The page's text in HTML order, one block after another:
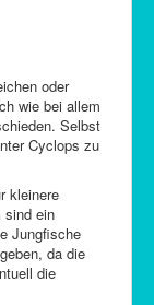
oder
wie bei allem
Selbst
Cyclops zu
kleinere
sind ein
Jungfische
da die
die